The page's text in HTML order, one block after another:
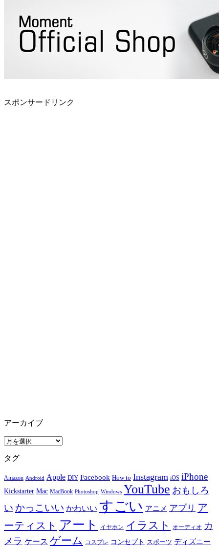
スポンサードリンク
アーカイブ
ア
カ
ブ
タグ
Amazon Android Apple DIY Facebook How to Instagram iOS iPhone
Kickstarter Mac MacBook Photoshop Windows YouTube おもしろ
い かっこいい かわいい すごい アニメ アプリ ア
ーティスト アート イヤホン イラスト オーディオ カ
メラ ケース ゲーム コスプレ コンセプト スポーツ ディズニー